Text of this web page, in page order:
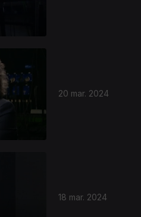
20 mar. 2024
18 mar. 2024